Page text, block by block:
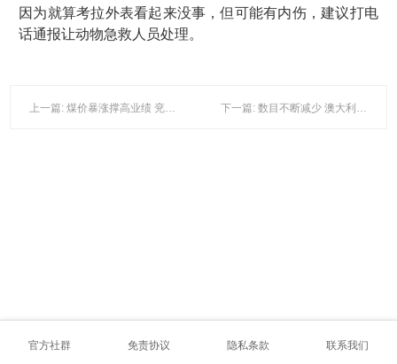
因为就算考拉外表看起来没事，但可能有内伤，建议打电
话通报让动物急救人员处理。
官方社群 免责协议 隐私条款 联系我们